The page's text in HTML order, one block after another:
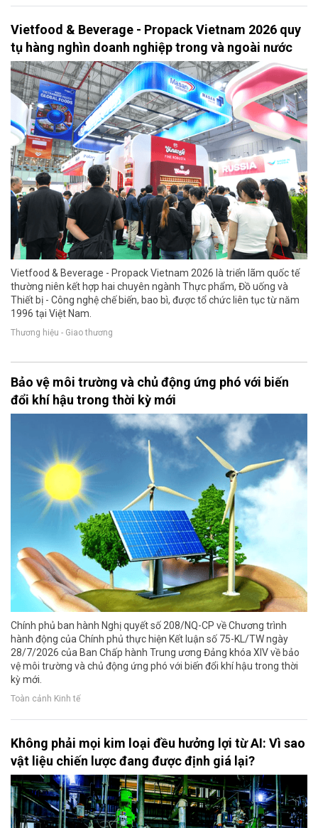
Vietfood & Beverage - Propack Vietnam 2026 quy
tụ hàng nghìn doanh nghiệp trong và ngoài nước
Vietfood & Beverage - Propack Vietnam 2026 là triển lãm quốc tế
thường niên kết hợp hai chuyên ngành Thực phẩm, Đồ uống và
Thiết bị - Công nghệ chế biến, bao bì, được tổ chức liên tục từ năm
1996 tại Việt Nam.
Thương hiệu - Giao thương
Bảo vệ môi trường và chủ động ứng phó với biến
đổi khí hậu trong thời kỳ mới
Chính phủ ban hành Nghị quyết số 208/NQ-CP về Chương trình
hành động của Chính phủ thực hiện Kết luận số 75-KL/TW ngày
28/7/2026 của Ban Chấp hành Trung ương Đảng khóa XIV về bảo
vệ môi trường và chủ động ứng phó với biến đổi khí hậu trong thời
kỳ mới.
Toàn cảnh Kinh tế
Không phải mọi kim loại đều hưởng lợi từ AI: Vì sao
vật liệu chiến lược đang được định giá lại?